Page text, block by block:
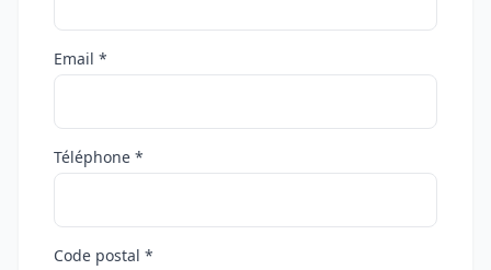
Email *
Téléphone *
Code postal *